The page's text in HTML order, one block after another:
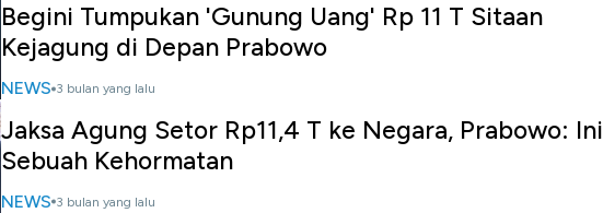
Begini Tumpukan 'Gunung Uang' Rp 11 T Sitaan
Kejagung di Depan Prabowo
NEWS 3 bulan yang lalu
Jaksa Agung Setor Rp11,4 T ke Negara, Prabowo: Ini
Sebuah Kehormatan
NEWS 3 bulan yang lalu